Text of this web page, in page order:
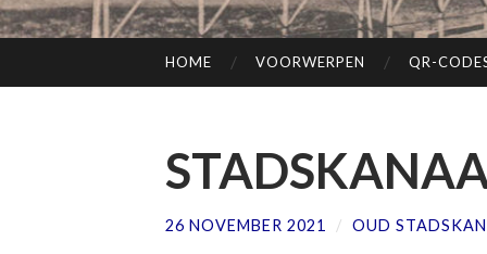
HOME VOORWERPEN QR-
26 NOVEMBER 2021 / OUD